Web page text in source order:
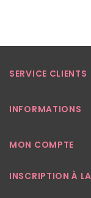
SERVICE CLIENTS
INFORMATIONS
MON COMPTE
INSCRIPTION À